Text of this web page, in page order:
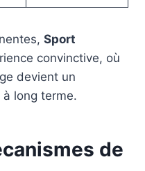
Sport
convinctive, où
devient un
long terme.
de